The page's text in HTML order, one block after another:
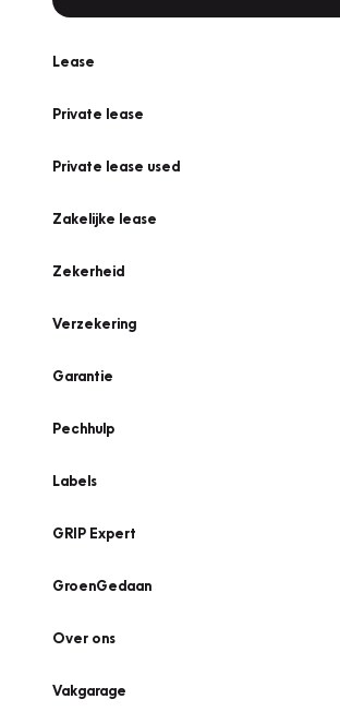
Lease
Private lease
Private lease used
Zakelijke lease
Zekerheid
Verzekering
Garantie
Pechhulp
Labels
GRIP Expert
GroenGedaan
Over ons
Vakgarage